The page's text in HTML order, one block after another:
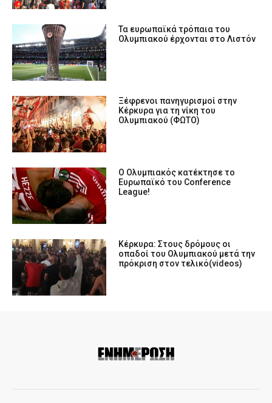
Τα ευρωπαϊκά τρόπαια του
Ολυμπιακού έρχονται στο Λιστόν
Ξέφρενοι πανηγυρισμοί στην
Κέρκυρα για τη νίκη του
Ολυμπιακού (ΦΩΤΟ)
Ο Ολυμπιακός κατέκτησε το
Ευρωπαϊκό του Conference
League!
Κέρκυρα: Στους δρόμους οι
οπαδοί του Ολυμπιακού μετά την
πρόκριση στον τελικό(videos)